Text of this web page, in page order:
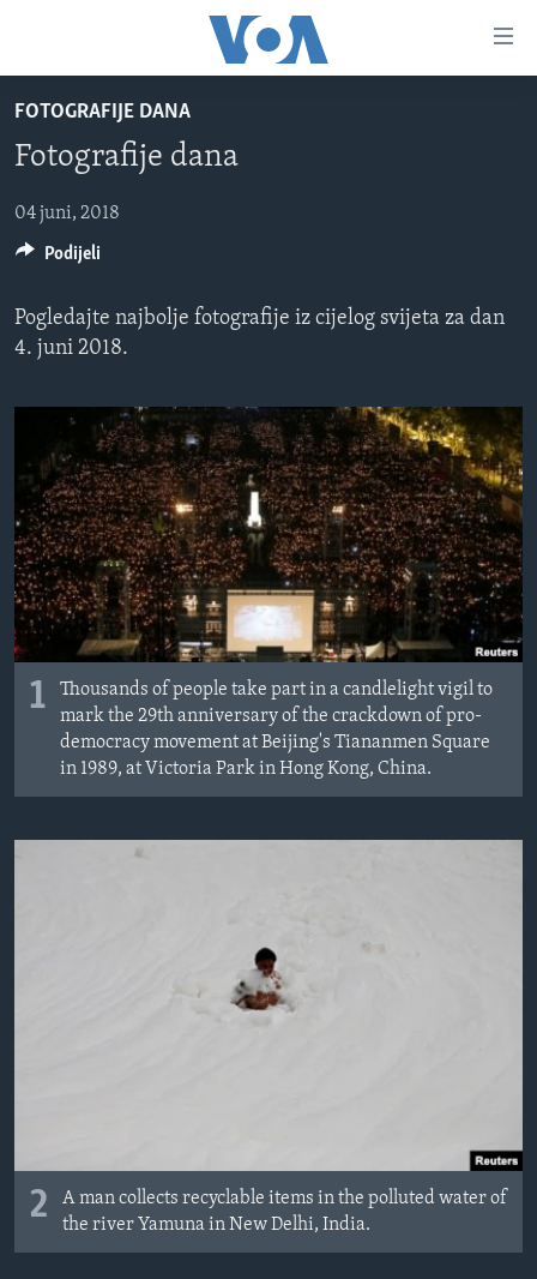
glavni
sadržaj
na
navigaciju
na
pretragu
TV PROGRAM
VIDEO
FOTOGRAFIJE DANA
VIJESTI
BOSNA I HERCEGOVINA
NAUKA I TEHNOLOGIJA
SPECIJALNI PROJEKTI
SLOBODA MEDIJA
ŽENSKA STRANA
IZBJEGLIČKA STRANA
MAGAZIN
O GLASU AMERIKE
Learning English
PRATITE NAS
Jezici
FOTOGRAFIJE DANA
Fotografije dana
04 juni, 2018
Pogledajte najbolje fotografije iz cijelog svijeta za dan
4. juni 2018.
1
Thousands of people take part in a candlelight vigil to
mark the 29th anniversary of the crackdown of pro-
democracy movement at Beijing's Tiananmen Square
in 1989, at Victoria Park in Hong Kong, China.
2
A man collects recyclable items in the polluted water of
the river Yamuna in New Delhi, India.
Podijeli